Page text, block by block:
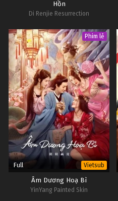
Hồn
Di Renjie Resurrection
Phim lẻ
Full Vietsub
Âm Dương Hoạ Bì
YinYang Painted Skin